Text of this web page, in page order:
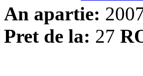
An apartie:
Pret de la: 27